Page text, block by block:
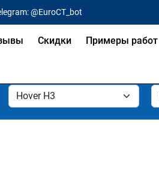
@EuroCT_bot
Скидки Примеры работ